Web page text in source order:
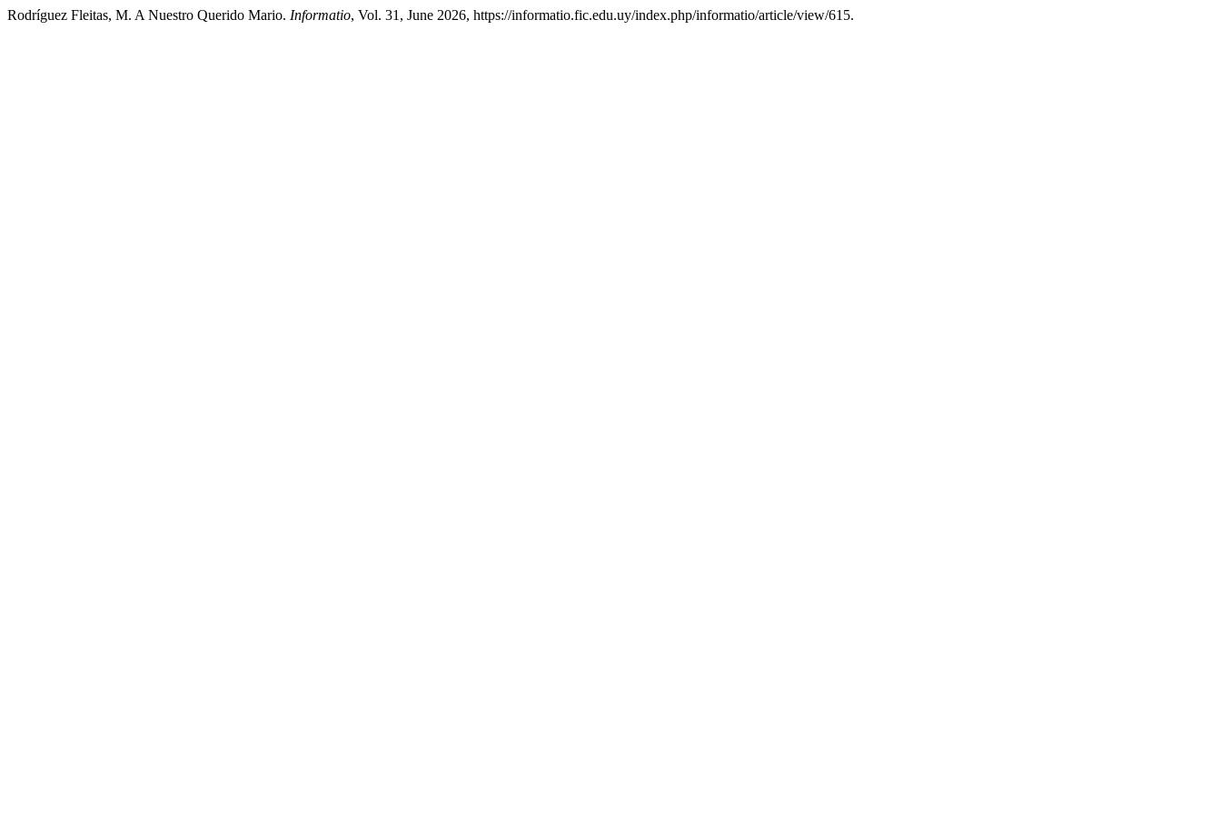
Rodríguez Fleitas, M. A Nuestro Querido Mario. Informatio, Vol. 31, June 2026, https://informatio.fic.edu.uy/index.php/informatio/article/view/615.